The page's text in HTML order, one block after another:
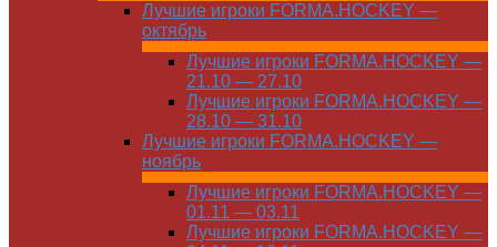
Лучшие игроки FORMA.HOCKEY —
октябрь
Лучшие игроки FORMA.HOCKEY —
21.10 — 27.10
Лучшие игроки FORMA.HOCKEY —
28.10 — 31.10
Лучшие игроки FORMA.HOCKEY —
ноябрь
Лучшие игроки FORMA.HOCKEY —
01.11 — 03.11
Лучшие игроки FORMA.HOCKEY —